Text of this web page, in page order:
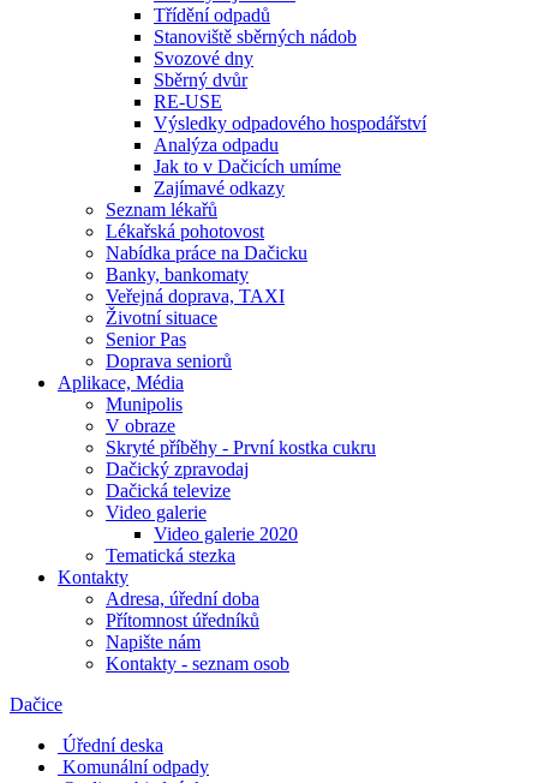
Třídění odpadů
Stanoviště sběrných nádob
Svozové dny
Sběrný dvůr
RE-USE
Výsledky odpadového hospodářství
Analýza odpadu
Jak to v Dačicích umíme
Zajímavé odkazy
Seznam lékařů
Lékařská pohotovost
Nabídka práce na Dačicku
Banky, bankomaty
Veřejná doprava, TAXI
Životní situace
Senior Pas
Doprava seniorů
Aplikace, Média
Munipolis
V obraze
Skryté příběhy - První kostka cukru
Dačický zpravodaj
Dačická televize
Video galerie
Video galerie 2020
Tematická stezka
Kontakty
Adresa, úřední doba
Přítomnost úředníků
Napište nám
Kontakty - seznam osob
Dačice
Úřední deska
Komunální odpady